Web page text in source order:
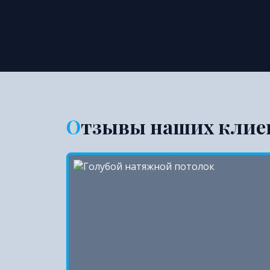
Отзывы наших